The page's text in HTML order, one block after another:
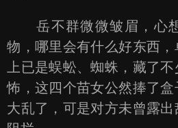
岳不群微微皱眉，心想
物，哪里会有什么好东西
上已是蜈蚣、蜘蛛，藏了
怖，这四个苗女公然捧了
大乱了，可是对方未曾露